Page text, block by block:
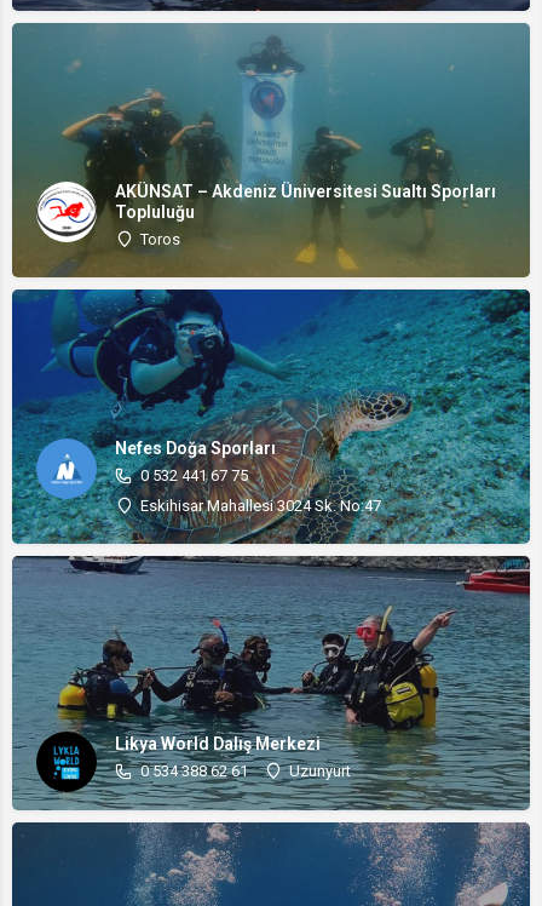
AKÜNSAT – Akdeniz Üniversitesi Sualtı Sporları
Topluluğu
Toros
Nefes Doğa Sporları
0 532 441 67 75
Eskihisar Mahallesi 3024 Sk. No:47
Likya World Dalış Merkezi
0 534 388 62 61 Uzunyurt